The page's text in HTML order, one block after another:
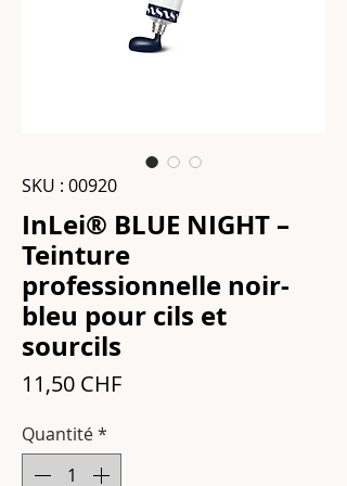
SKU : 00920
InLei® BLUE NIGHT –
Teinture
professionnelle noir-
bleu pour cils et
sourcils
11,50 CHFPrix
Quantité*